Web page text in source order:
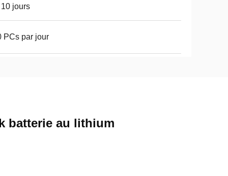
jours
PCs par jour
batterie au lithium